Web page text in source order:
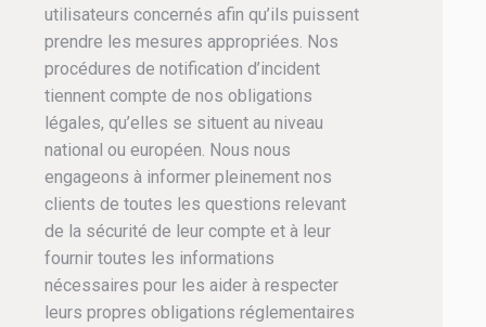
utilisateurs concernés afin qu’ils puissent
prendre les mesures appropriées. Nos
procédures de notification d’incident
tiennent compte de nos obligations
légales, qu’elles se situent au niveau
national ou européen. Nous nous
engageons à informer pleinement nos
clients de toutes les questions relevant
de la sécurité de leur compte et à leur
fournir toutes les informations
nécessaires pour les aider à respecter
leurs propres obligations réglementaires